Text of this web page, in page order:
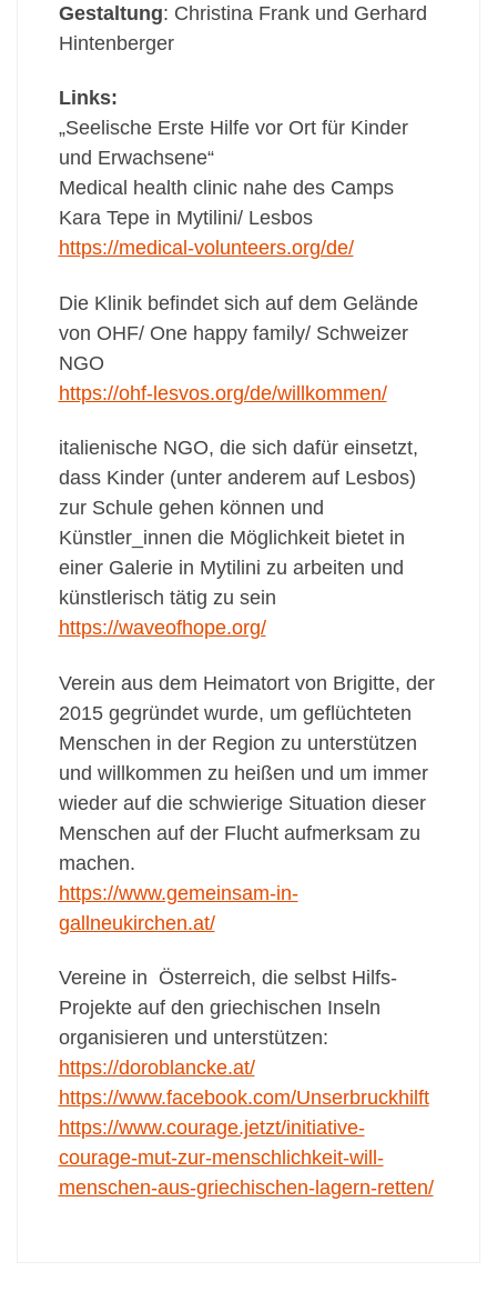
Gestaltung: Christina Frank und Gerhard
Hintenberger
Links:
„Seelische Erste Hilfe vor Ort für Kinder
und Erwachsene“
Medical health clinic nahe des Camps
Kara Tepe in Mytilini/ Lesbos
https://medical-volunteers.org/de/
Die Klinik befindet sich auf dem Gelände
von OHF/ One happy family/ Schweizer
NGO
https://ohf-lesvos.org/de/willkommen/
italienische NGO, die sich dafür einsetzt,
dass Kinder (unter anderem auf Lesbos)
zur Schule gehen können und
Künstler_innen die Möglichkeit bietet in
einer Galerie in Mytilini zu arbeiten und
künstlerisch tätig zu sein
https://waveofhope.org/
Verein aus dem Heimatort von Brigitte, der
2015 gegründet wurde, um geflüchteten
Menschen in der Region zu unterstützen
und willkommen zu heißen und um immer
wieder auf die schwierige Situation dieser
Menschen auf der Flucht aufmerksam zu
machen.
https://www.gemeinsam-in-
gallneukirchen.at/
Vereine in Österreich, die selbst Hilfs-
Projekte auf den griechischen Inseln
organisieren und unterstützen:
https://doroblancke.at/
https://www.facebook.com/Unserbruckhilft
https://www.courage.jetzt/initiative-
courage-mut-zur-menschlichkeit-will-
menschen-aus-griechischen-lagern-retten/